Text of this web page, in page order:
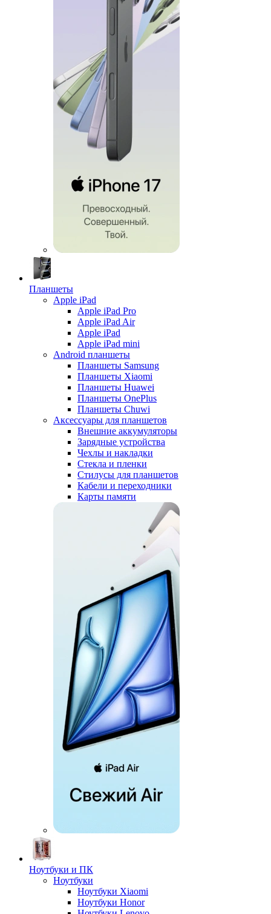
Планшеты
Apple iPad
Apple iPad Pro
Apple iPad Air
Apple iPad
Apple iPad mini
Android планшеты
Планшеты Samsung
Планшеты Xiaomi
Планшеты Huawei
Планшеты OnePlus
Планшеты Chuwi
Аксессуары для планшетов
Внешние аккумуляторы
Зарядные устройства
Чехлы и накладки
Стекла и пленки
Стилусы для планшетов
Кабели и переходники
Карты памяти
Ноутбуки и ПК
Ноутбуки
Ноутбуки Xiaomi
Ноутбуки Honor